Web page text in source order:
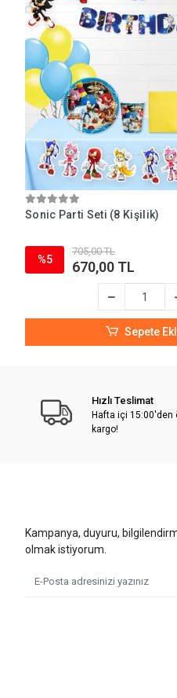
Sonic Parti Seti (8 Kişilik)
%5
705,00 TL
670,00 TL
Sepete
Hızlı Teslimat
Hafta içi 15:00'den
kargo!
Kampanya, duyuru,
olmak istiyorum.